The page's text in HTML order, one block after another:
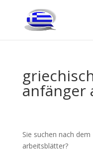
Sie suchen nach
arbeitsblätter?